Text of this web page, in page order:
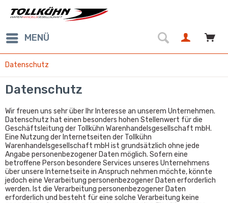
MENÜ
Datenschutz
Datenschutz
Wir freuen uns sehr über Ihr Interesse an unserem Unternehmen.
Datenschutz hat einen besonders hohen Stellenwert für die
Geschäftsleitung der Tollkühn Warenhandelsgesellschaft mbH.
Eine Nutzung der Internetseiten der Tollkühn
Warenhandelsgesellschaft mbH ist grundsätzlich ohne jede
Angabe personenbezogener Daten möglich. Sofern eine
betroffene Person besondere Services unseres Unternehmens
über unsere Internetseite in Anspruch nehmen möchte, könnte
jedoch eine Verarbeitung personenbezogener Daten erforderlich
werden. Ist die Verarbeitung personenbezogener Daten
erforderlich und besteht für eine solche Verarbeitung keine